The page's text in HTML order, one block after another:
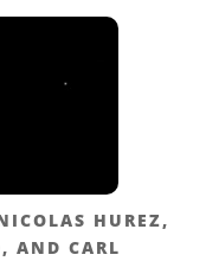
HUREZ,
AND CARL